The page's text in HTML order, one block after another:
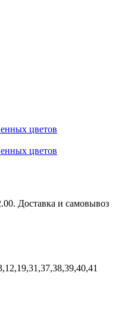
цветов
цветов
Доставка и самовывоз